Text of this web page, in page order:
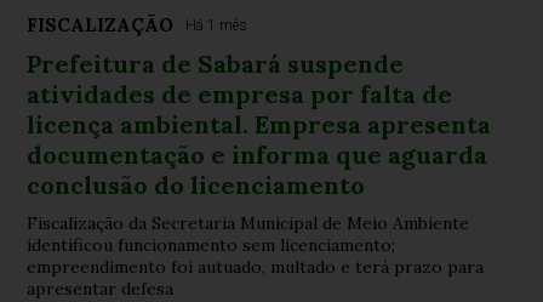
FISCALIZAÇÃO Há 1 mês
Prefeitura de Sabará suspende
atividades de empresa por falta de
licença ambiental. Empresa apresenta
documentação e informa que aguarda
conclusão do licenciamento
Fiscalização da Secretaria Municipal de Meio Ambiente
identificou funcionamento sem licenciamento;
empreendimento foi autuado, multado e terá prazo para
apresentar defesa